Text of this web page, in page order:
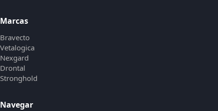
Marcas
Bravecto
Vetalogica
Nexgard
Drontal
Stronghold
Navegar